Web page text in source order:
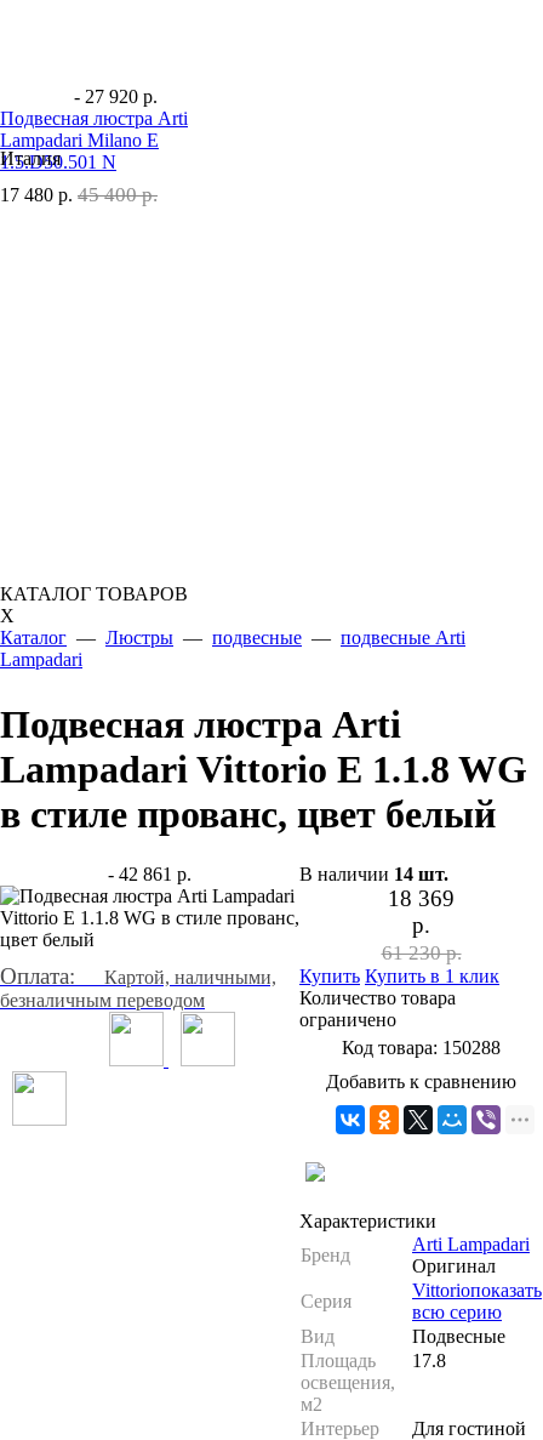
- 27 920 р.
Подвесная люстра Arti
Lampadari Milano E
1.5.D50.501 N
Италия
17 480 р. 45 400 р.
КАТАЛОГ ТОВАРОВ
X
Каталог — Люстры — подвесные — подвесные Arti
Lampadari
Подвесная люстра Arti
Lampadari Vittorio E 1.1.8 WG
в стиле прованс, цвет белый
- 42 861 р.
Оплата: Картой, наличными,
безналичным переводом
В наличии 14 шт.
18 369
р.
61 230 р.
Купить Купить в 1 клик
Количество товара
ограничено
Код товара: 150288
Добавить к сравнению
Характеристики
Бренд
Arti Lampadari
Оригинал
Серия
Vittorioпоказать
всю серию
Вид
Подвесные
Площадь
освещения,
м2
17.8
Интерьер
Для гостиной